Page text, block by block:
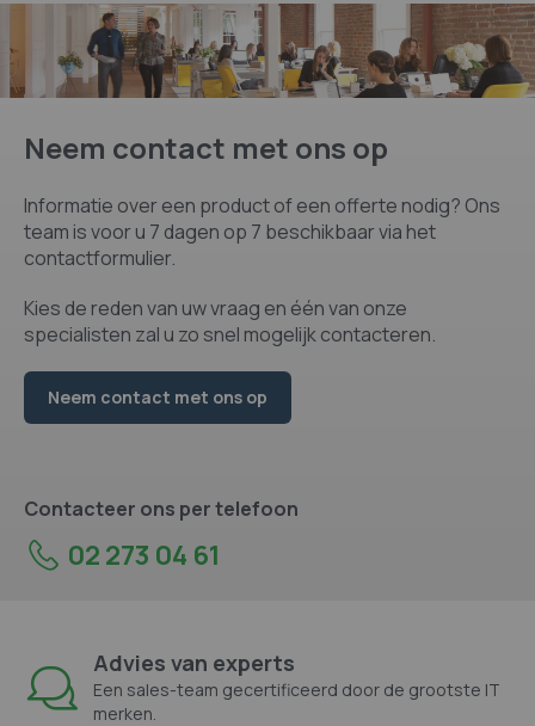
Neem contact met ons op
Informatie over een product of een offerte nodig? Ons
team is voor u 7 dagen op 7 beschikbaar via het
contactformulier.
Kies de reden van uw vraag en één van onze
specialisten zal u zo snel mogelijk contacteren.
Neem contact met ons op
Contacteer ons per telefoon
02 273 04 61
Advies van experts
Een sales-team gecertificeerd door de grootste IT
merken.